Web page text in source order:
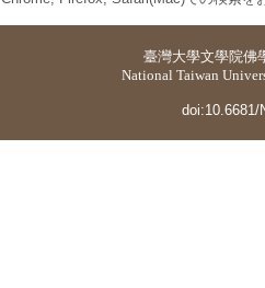
臺灣大學文學院佛
National Taiwan
doi:10.6681/